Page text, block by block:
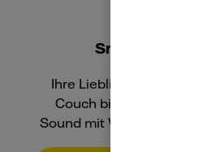
Smartes
Ihre Lieblingsmusik an
Couch bis zur Bahn.
Sound mit WLAN- und